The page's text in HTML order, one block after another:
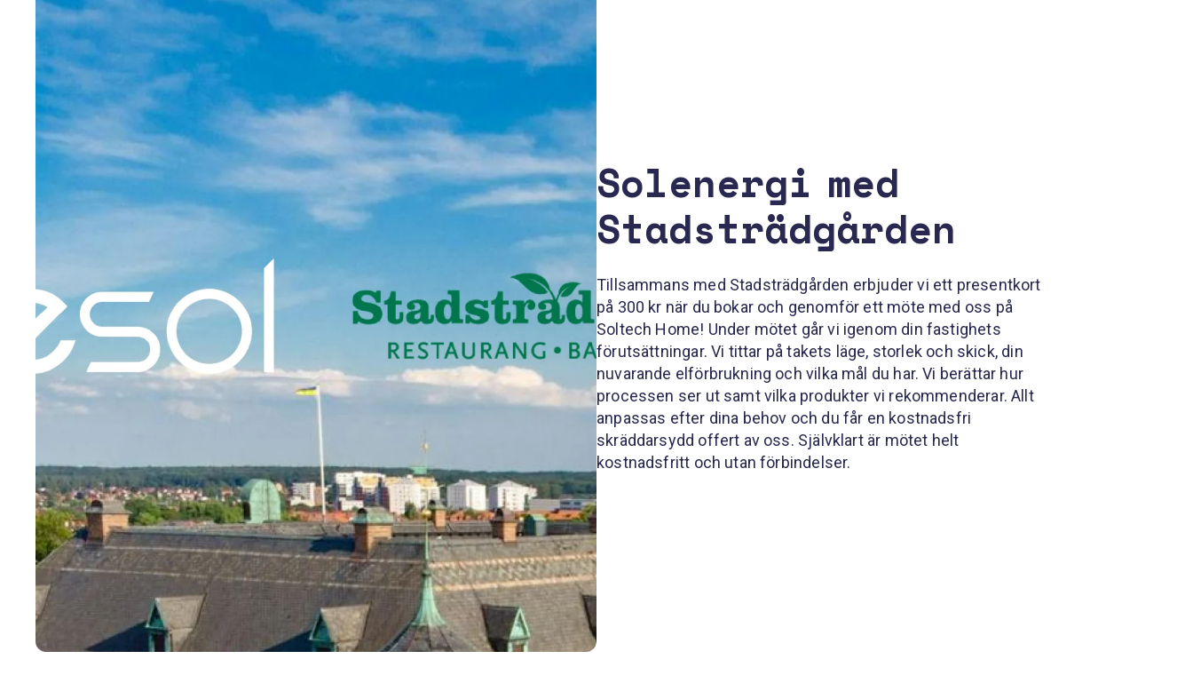
Solenergi med
Stadsträdgården
Tillsammans med Stadsträdgården erbjuder vi ett presentkort
på 300 kr när du bokar och genomför ett möte med oss på
Soltech Home! Under mötet går vi igenom din fastighets
förutsättningar. Vi tittar på takets läge, storlek och skick, din
nuvarande elförbrukning och vilka mål du har. Vi berättar hur
processen ser ut samt vilka produkter vi rekommenderar. Allt
anpassas efter dina behov och du får en kostnadsfri
skräddarsydd offert av oss. Självklart är mötet helt
kostnadsfritt och utan förbindelser.